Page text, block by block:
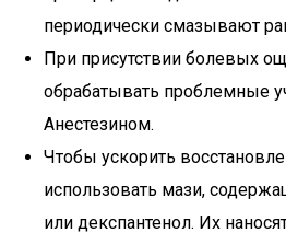
периодически смазывают
При присутствии болевых
обрабатывать проблемные
Анестезином.
Чтобы ускорить
использовать мази,
или декспантенол. Их